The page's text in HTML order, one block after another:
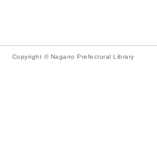
Copyright © Nagano Prefectural Library